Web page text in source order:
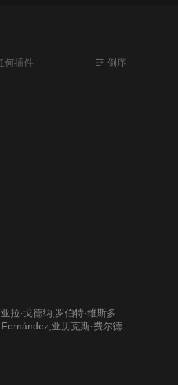
倒序
拉·戈德纳,罗伯特·维斯多
亚历克斯·费尔德